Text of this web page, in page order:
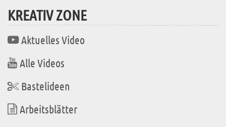
KREATIV ZONE
Aktuelles Video
Alle Videos
Bastelideen
Arbeitsblätter